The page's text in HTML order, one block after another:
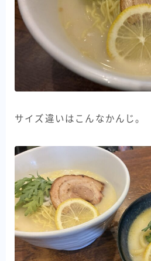
サイズ違いはこんなかんじ。